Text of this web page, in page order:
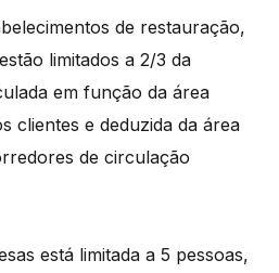
de restauração,
limitados a 2/3 da
em função da área
clientes e deduzida da área
de circulação
está limitada a 5 pessoas,